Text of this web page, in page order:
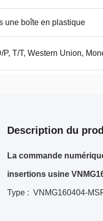
une boîte en plastique
P, T/T, Western Union,
Description du
La commande
insertions usine
Type : VNMG160404-